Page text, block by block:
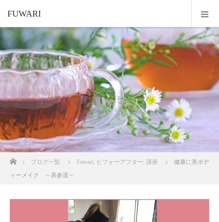
FUWARI
ホームブログ一覧 Fuwari, ビフォーアフター, 講座
健康に美ボデ
ィーメイク ～表参道～